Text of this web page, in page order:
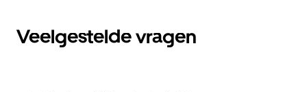
Veelgestelde vragen